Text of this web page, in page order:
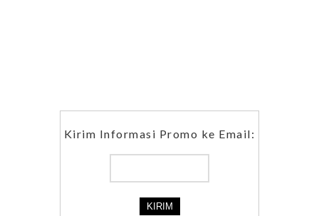
Kirim Informasi Promo ke Email: